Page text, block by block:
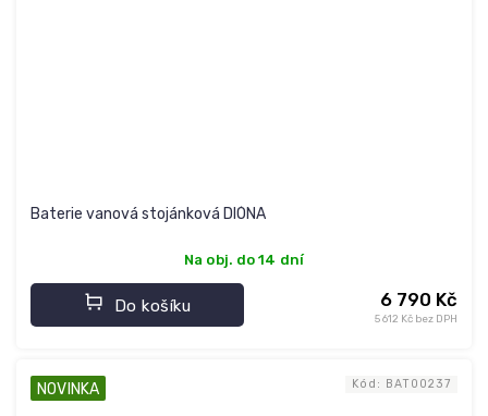
Baterie vanová stojánková DIÓNA
Na obj. do 14 dní
5 612 Kč bez DPH
6 790 Kč
Do košíku
NOVINKA Kód: BAT00237